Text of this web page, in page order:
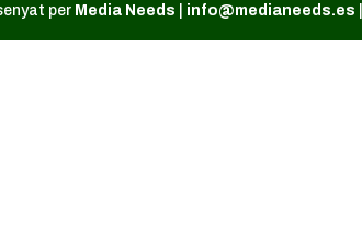
per Media Needs info@medianeeds.es